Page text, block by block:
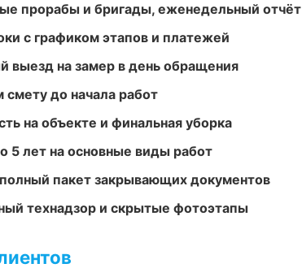
прорабы и бригады, еженедельный отчёт
с графиком этапов и платежей
выезд на замер в день обращения
до начала работ
на объекте и финальная уборка
5 лет на основные виды работ
пакет закрывающих документов
технадзор и скрытые фотоэтапы